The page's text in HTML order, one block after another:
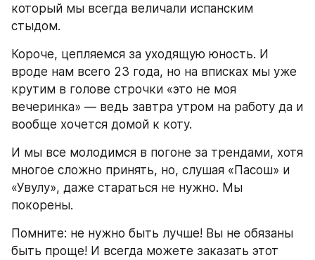
который мы всегда величали испанским
стыдом.
Короче, цепляемся за уходящую юность. И
вроде нам всего 23 года, но на вписках мы уже
крутим в голове строчки «это не моя
вечеринка» — ведь завтра утром на работу да и
вообще хочется домой к коту.
И мы все молодимся в погоне за трендами, хотя
многое сложно принять, но, слушая «Пасош» и
«Увулу», даже стараться не нужно. Мы
покорены.
Помните: не нужно быть лучше! Вы не обязаны
быть проще! И всегда можете заказать этот